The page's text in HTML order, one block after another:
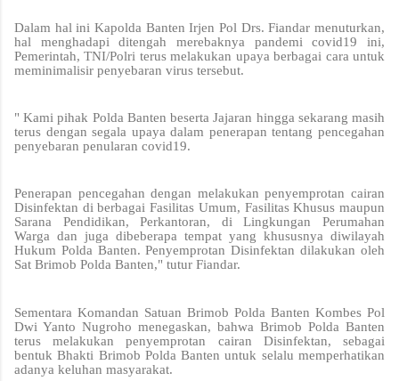
Dalam hal ini Kapolda Banten Irjen Pol Drs. Fiandar menuturkan,
hal menghadapi ditengah merebaknya pandemi covid19 ini,
Pemerintah, TNI/Polri terus melakukan upaya berbagai cara untuk
meminimalisir penyebaran virus tersebut.
" Kami pihak Polda Banten beserta Jajaran hingga sekarang masih
terus dengan segala upaya dalam penerapan tentang pencegahan
penyebaran penularan covid19.
Penerapan pencegahan dengan melakukan penyemprotan cairan
Disinfektan di berbagai Fasilitas Umum, Fasilitas Khusus maupun
Sarana Pendidikan, Perkantoran, di Lingkungan Perumahan
Warga dan juga dibeberapa tempat yang khususnya diwilayah
Hukum Polda Banten. Penyemprotan Disinfektan dilakukan oleh
Sat Brimob Polda Banten," tutur Fiandar.
Sementara Komandan Satuan Brimob Polda Banten Kombes Pol
Dwi Yanto Nugroho menegaskan, bahwa Brimob Polda Banten
terus melakukan penyemprotan cairan Disinfektan, sebagai
bentuk Bhakti Brimob Polda Banten untuk selalu memperhatikan
adanya keluhan masyarakat.